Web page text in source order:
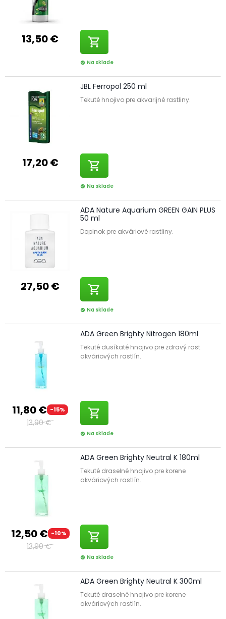
13,50 € shopping_cart
check_circle Na sklade
17,20 €
JBL Ferropol 250 ml
Tekuté hnojivo pre akvarijné rastliny.
shopping_cart
check_circle Na sklade
27,50 €
ADA Nature Aquarium GREEN GAIN PLUS
50 ml
Doplnok pre akváriové rastliny.
shopping_cart
check_circle Na sklade
11,80 € -15%
13,90 €
ADA Green Brighty Nitrogen 180ml
Tekuté dusíkaté hnojivo pre zdravý rast
akváriových rastlín.
shopping_cart
check_circle Na sklade
12,50 € -10%
13,90 €
ADA Green Brighty Neutral K 180ml
Tekuté draselné hnojivo pre korene
akváriových rastlín.
shopping_cart
check_circle Na sklade
ADA Green Brighty Neutral K 300ml
Tekuté draselné hnojivo pre korene
akváriových rastlín.